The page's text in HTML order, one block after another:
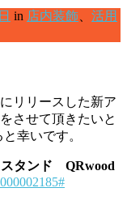
in 店内装飾
活用
リリースした新ア
させて頂きたいと
幸いです。
スタンド QRwood